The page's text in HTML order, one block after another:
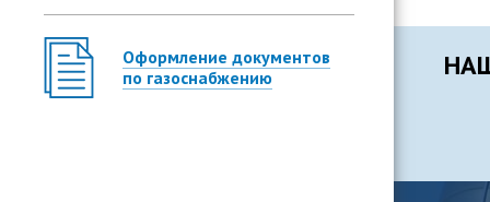
Оформление документов
по газоснабжению